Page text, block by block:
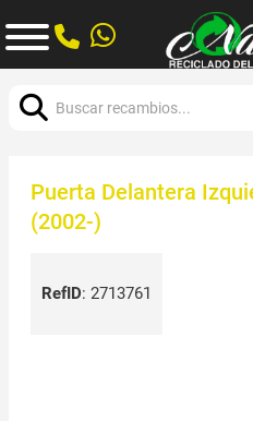
Puerta Delantera
(2002-)
RefID: 2713761